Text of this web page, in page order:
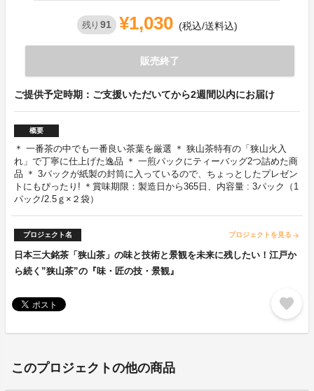
残り 91 ¥1,030 (税込/送料込)
販売終了
ご提供予定時期：ご支援いただいてから2週間以内にお届け
概要
＊ 一番茶の中でも一番良い茶葉を厳選 ＊ 狭山茶特有の「狭山火入
れ」で丁寧に仕上げた逸品 ＊ 一煎パックにティーバッグ2つ詰めた商
品 ＊ 3パックが紙製の封筒に入っているので、ちょっとしたプレゼン
トにもぴったり! ＊賞味期限：製造日から365日、内容量 : 3パック（1
パック/2.5ｇ×２袋）
プロジェクト名 プロジェクトを見る arrow_forward
日本三大銘茶「狭山茶」の味と技術と景観を未来に残したい！江戸か
ら続く”狭山茶”の『味・匠の技・景観』
favorite
このプロジェクトの他の商品